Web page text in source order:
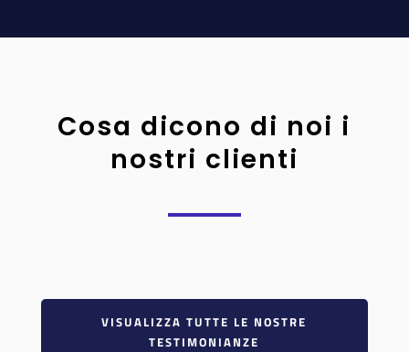
Cosa dicono di noi i
nostri clienti
VISUALIZZA TUTTE LE NOSTRE
TESTIMONIANZE